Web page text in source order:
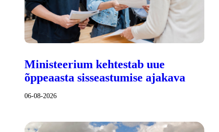
Ministeerium kehtestab uue
õppeaasta sisseastumise ajakava
06-08-2026